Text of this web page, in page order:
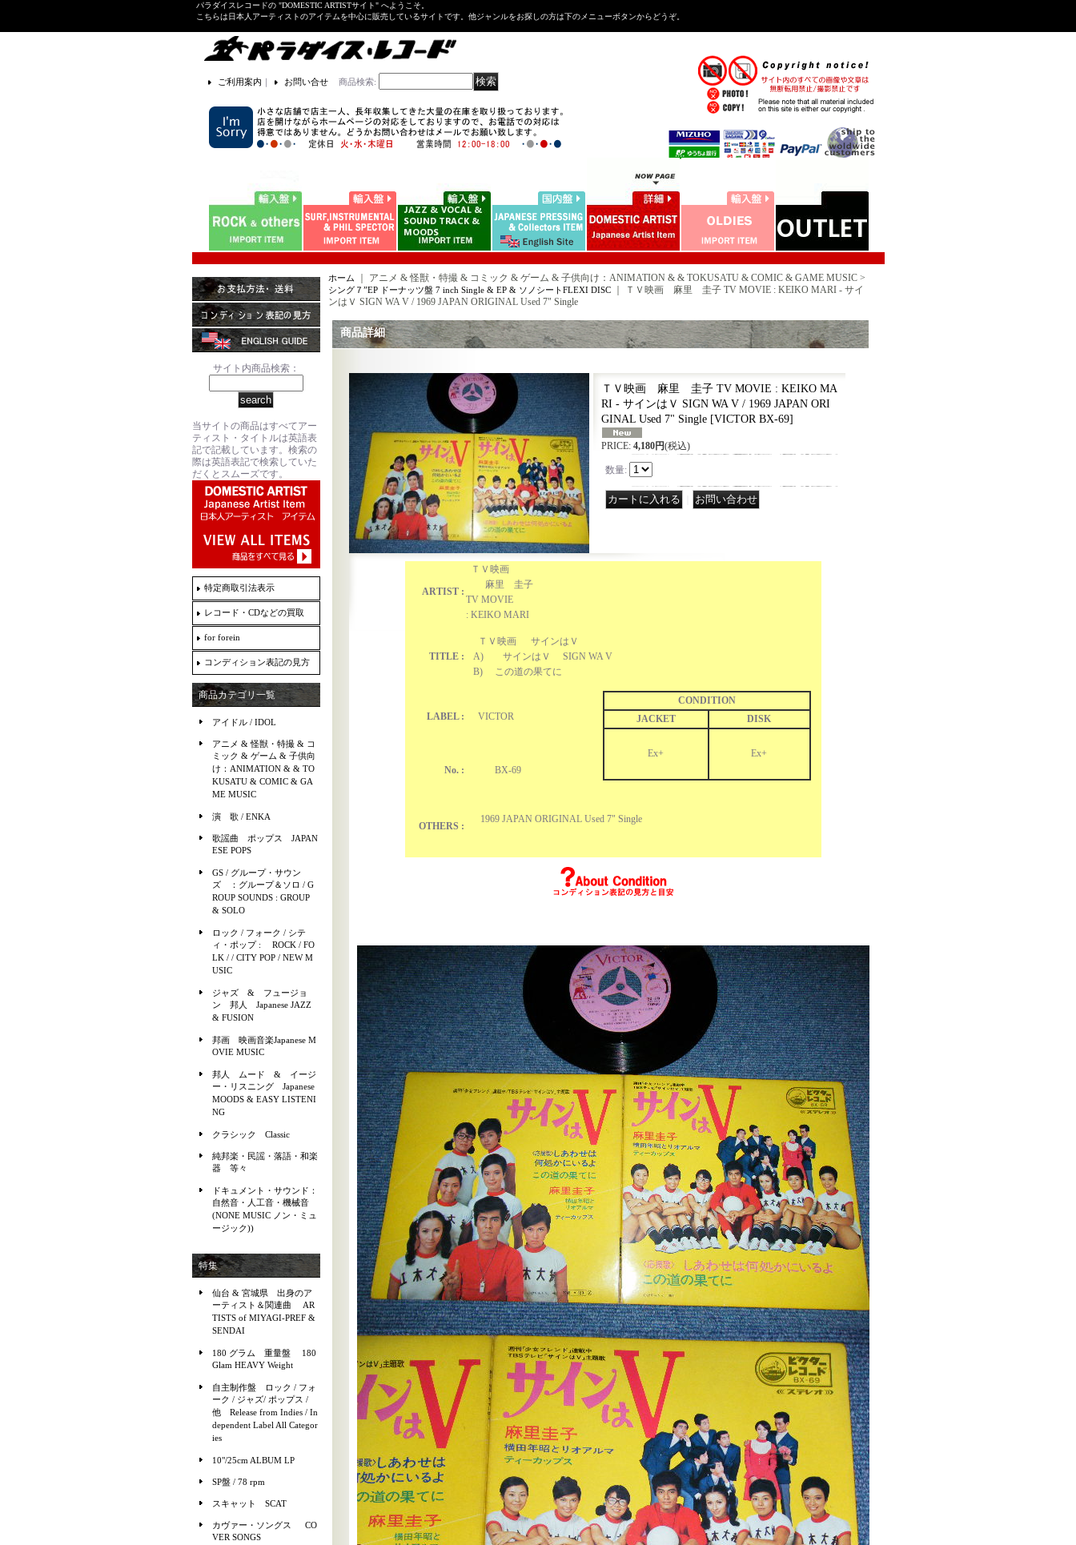
パラダイスレコードの "DOMESTIC ARTISTサイト" へようこそ。
こちらは日本人アーティストのアイテムを中心に販売しているサイトです。他ジャンルをお探しの方は下のメニューボタンからどうぞ。
ご利用案内 ｜ お問い合せ 商品検索:
サイト内商品検索：
当サイトの商品はすべてアー
ティスト・タイトルは英語表
記で記載しています。検索の
際は英語表記で検索していた
だくとスムーズです。
特定商取引法表示
レコード・CDなどの買取
for forein
コンディション表記の見方
商品カテゴリ一覧
アイドル / IDOL
アニメ & 怪獣・特撮 & コ
ミック & ゲーム & 子供向
け：ANIMATION & & TO
KUSATU & COMIC & GA
ME MUSIC
演 歌 / ENKA
歌謡曲 ポップス JAPAN
ESE POPS
GS / グループ・サウン
ズ ：グループ＆ソロ / G
ROUP SOUNDS : GROUP
& SOLO
ロック / フォーク / シテ
ィ・ポップ : ROCK / FO
LK / / CITY POP / NEW M
USIC
ジャズ & フュージョ
ン 邦人 Japanese JAZZ
& FUSION
邦画 映画音楽Japanese M
OVIE MUSIC
邦人 ムード & イージ
ー・リスニング Japanese
MOODS & EASY LISTENI
NG
クラシック Classic
純邦楽・民謡・落語・和楽
器 等々
ドキュメント・サウンド：
自然音・人工音・機械音
(NONE MUSIC ノン・ミュ
ージック))
特集
仙台 & 宮城県 出身のア
ーティスト＆関連曲 AR
TISTS of MIYAGI-PREF &
SENDAI
180 グラム 重量盤 180
Glam HEAVY Weight
自主制作盤 ロック / フォ
ーク / ジャズ/ ポップス /
他 Release from Indies / In
dependent Label All Categor
ies
10"/25cm ALBUM LP
SP盤 / 78 rpm
スキャット SCAT
カヴァー・ソングス CO
VER SONGS
ホーム ｜ アニメ & 怪獣・特撮 & コミック & ゲーム & 子供向け：ANIMATION & & TOKUSATU & COMIC & GAME MUSIC >
シング７”EP ドーナッツ盤 7 inch Single & EP & ソノシートFLEXI DISC｜
ＴＶ映画 麻里 圭子 TV MOVIE : KEIKO MARI - サイ
ンはＶ SIGN WA V / 1969 JAPAN ORIGINAL Used 7" Single
商品詳細
ＴＶ映画 麻里 圭子 TV MOVIE : KEIKO MA
RI - サインはＶ SIGN WA V / 1969 JAPAN ORI
GINAL Used 7" Single [VICTOR BX-69]
PRICE: 4,180円(税込)
数量:
ARTIST :
ＴＶ映画
麻里 圭子
TV MOVIE
: KEIKO MARI
TITLE :
ＴＶ映画 サインはＶ
A) サインはＶ SIGN WA V
B) この道の果てに
LABEL : VICTOR
CONDITION
JACKET
DISK
Ex+
Ex+
No. :
BX-69
OTHERS :
1969 JAPAN ORIGINAL Used 7" Single